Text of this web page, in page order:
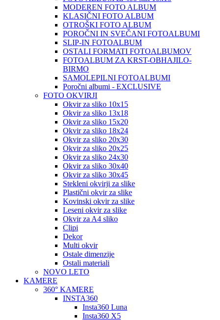
MODEREN FOTO ALBUM
KLASIČNI FOTO ALBUM
OTROŠKI FOTO ALBUM
POROČNI IN SVEČANI FOTOALBUMI
SLIP-IN FOTOALBUM
OSTALI FORMATI FOTOALBUMOV
FOTOALBUM ZA KRST-OBHAJILO-
BIRMO
SAMOLEPILNI FOTOALBUMI
Poročni albumi - EXCLUSIVE
FOTO OKVIRJI
Okvir za sliko 10x15
Okvir za sliko 13x18
Okvir za sliko 15x20
Okvir za sliko 18x24
Okvir za sliko 20x30
Okvir za sliko 20x25
Okvir za sliko 24x30
Okvir za sliko 30x40
Okvir za sliko 30x45
Stekleni okvirji za slike
Plastični okvir za slike
Kovinski okvir za slike
Leseni okvir za slike
Okvir za A4 sliko
Clipi
Dekor
Multi okvir
Ostale dimenzije
Ostali materiali
NOVO LETO
KAMERE
360° KAMERE
INSTA360
Insta360 Luna
Insta360 X5